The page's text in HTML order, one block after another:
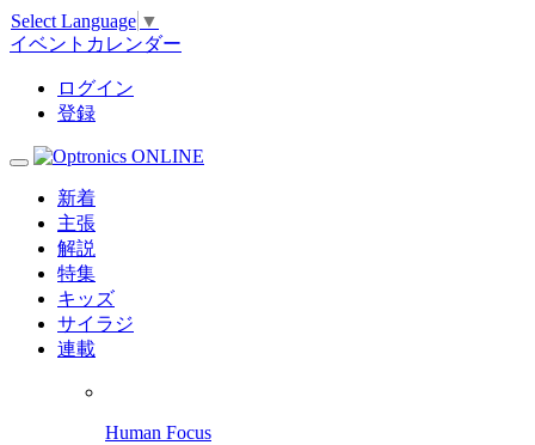
Select Language ▼
イベントカレンダー
ログイン
登録
新着
主張
解説
特集
キッズ
サイラジ
連載
Human Focus